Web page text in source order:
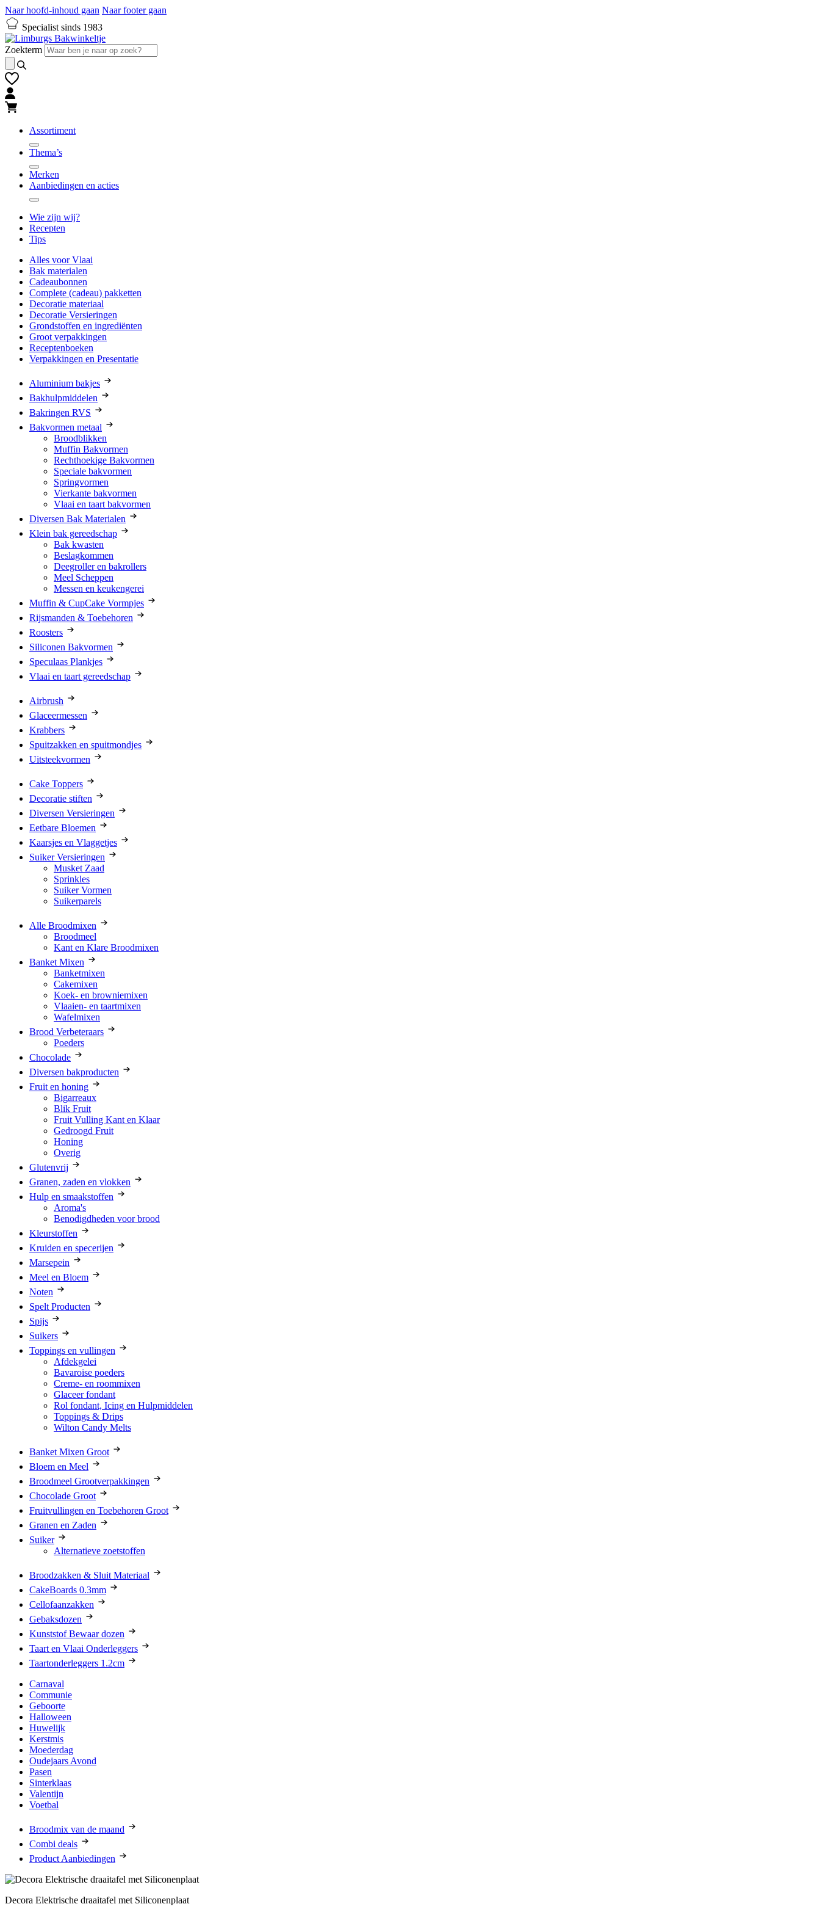
Naar hoofd-inhoud gaan Naar footer gaan
Specialist sinds 1983
Zoekterm
Assortiment
Thema’s
Merken
Aanbiedingen en acties
Wie zijn wij?
Recepten
Tips
Alles voor Vlaai
Bak materialen
Cadeaubonnen
Complete (cadeau) pakketten
Decoratie materiaal
Decoratie Versieringen
Grondstoffen en ingrediënten
Groot verpakkingen
Receptenboeken
Verpakkingen en Presentatie
Aluminium bakjes
Bakhulpmiddelen
Bakringen RVS
Bakvormen metaal
Broodblikken
Muffin Bakvormen
Rechthoekige Bakvormen
Speciale bakvormen
Springvormen
Vierkante bakvormen
Vlaai en taart bakvormen
Diversen Bak Materialen
Klein bak gereedschap
Bak kwasten
Beslagkommen
Deegroller en bakrollers
Meel Scheppen
Messen en keukengerei
Muffin & CupCake Vormpjes
Rijsmanden & Toebehoren
Roosters
Siliconen Bakvormen
Speculaas Plankjes
Vlaai en taart gereedschap
Airbrush
Glaceermessen
Krabbers
Spuitzakken en spuitmondjes
Uitsteekvormen
Cake Toppers
Decoratie stiften
Diversen Versieringen
Eetbare Bloemen
Kaarsjes en Vlaggetjes
Suiker Versieringen
Musket Zaad
Sprinkles
Suiker Vormen
Suikerparels
Alle Broodmixen
Broodmeel
Kant en Klare Broodmixen
Banket Mixen
Banketmixen
Cakemixen
Koek- en browniemixen
Vlaaien- en taartmixen
Wafelmixen
Brood Verbeteraars
Poeders
Chocolade
Diversen bakproducten
Fruit en honing
Bigarreaux
Blik Fruit
Fruit Vulling Kant en Klaar
Gedroogd Fruit
Honing
Overig
Glutenvrij
Granen, zaden en vlokken
Hulp en smaakstoffen
Aroma's
Benodigdheden voor brood
Kleurstoffen
Kruiden en specerijen
Marsepein
Meel en Bloem
Noten
Spelt Producten
Spijs
Suikers
Toppings en vullingen
Afdekgelei
Bavaroise poeders
Creme- en roommixen
Glaceer fondant
Rol fondant, Icing en Hulpmiddelen
Toppings & Drips
Wilton Candy Melts
Banket Mixen Groot
Bloem en Meel
Broodmeel Grootverpakkingen
Chocolade Groot
Fruitvullingen en Toebehoren Groot
Granen en Zaden
Suiker
Alternatieve zoetstoffen
Broodzakken & Sluit Materiaal
CakeBoards 0.3mm
Cellofaanzakken
Gebaksdozen
Kunststof Bewaar dozen
Taart en Vlaai Onderleggers
Taartonderleggers 1.2cm
Carnaval
Communie
Geboorte
Halloween
Huwelijk
Kerstmis
Moederdag
Oudejaars Avond
Pasen
Sinterklaas
Valentijn
Voetbal
Broodmix van de maand
Combi deals
Product Aanbiedingen
Decora Elektrische draaitafel met Siliconenplaat